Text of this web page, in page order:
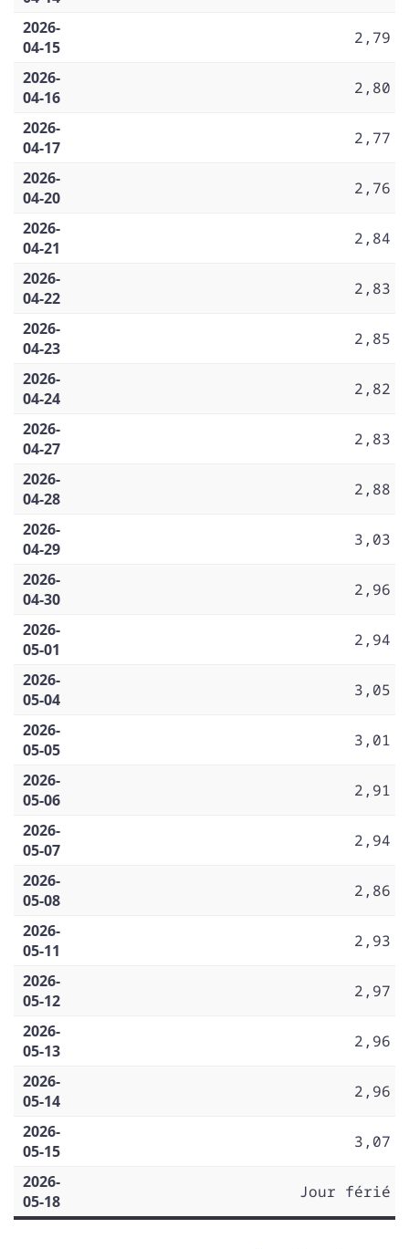
2026-
04-15
2,79
2026-
04-16
2,80
2026-
04-17
2,77
2026-
04-20
2,76
2026-
04-21
2,84
2026-
04-22
2,83
2026-
04-23
2,85
2026-
04-24
2,82
2026-
04-27
2,83
2026-
04-28
2,88
2026-
04-29
3,03
2026-
04-30
2,96
2026-
05-01
2,94
2026-
05-04
3,05
2026-
05-05
3,01
2026-
05-06
2,91
2026-
05-07
2,94
2026-
05-08
2,86
2026-
05-11
2,93
2026-
05-12
2,97
2026-
05-13
2,96
2026-
05-14
2,96
2026-
05-15
3,07
2026-
05-18
Jour férié